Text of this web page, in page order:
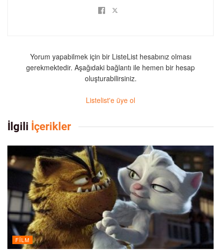
Yorum yapabilmek için bir ListeList hesabınız olması
gerekmektedir. Aşağıdaki bağlantı ile hemen bir hesap
oluşturabilirsiniz.
Listelist'e üye ol
İlgili İçerikler
FILM